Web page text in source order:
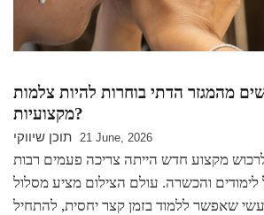
מהמגזר הדתי בוחרות להיות צלמות
מקצועיות?
תוכן שיווקי 21 June, 2026
מקצוע חדש הייתה צריכה פעמים רבות
והכשרה. עולם הצילום מציע מסלול
שאפשר ללמוד בזמן קצר יחסית, להתחיל